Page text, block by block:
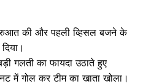
की और पहली व्हिसल बजने के
गलती का फायदा उठाते हुए
में गोल कर टीम का खाता खोला।